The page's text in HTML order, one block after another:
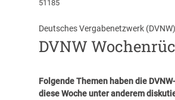
51185
Deutsches Vergabenetzwerk (DVNW)
DVNW
Folgende Themen haben die
diese Woche unter anderem